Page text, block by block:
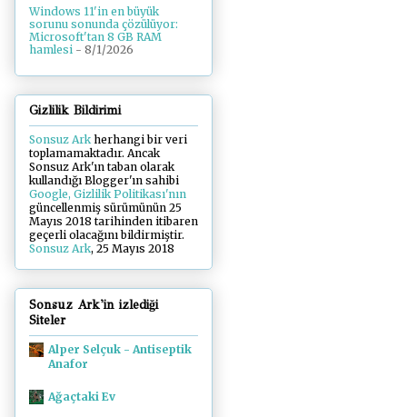
Windows 11'in en büyük
sorunu sonunda çözülüyor:
Microsoft'tan 8 GB RAM
hamlesi - 8/1/2026
Gizlilik Bildirimi
Sonsuz Arkherhangi bir veri
toplamamaktadır. Ancak
Sonsuz Ark'ın taban olarak
kullandığı Blogger'ın sahibi
Google, Gizlilik Politikası'nın
güncellenmiş sürümünün 25
Mayıs 2018 tarihinden itibaren
geçerli olacağını bildirmiştir.
Sonsuz Ark, 25 Mayıs 2018
Sonsuz Ark'in izlediği
Siteler
Alper Selçuk - Antiseptik
Anafor
Ağaçtaki Ev